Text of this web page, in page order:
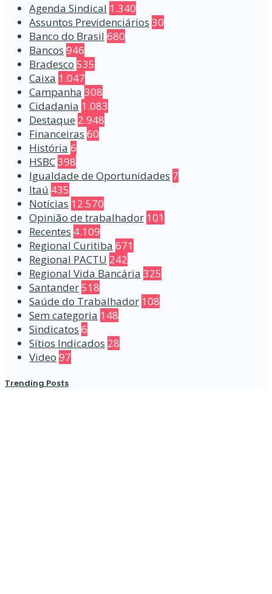
Agenda Sindical 1.340
Assuntos Previdenciários 30
Banco do Brasil 680
Bancos 946
Bradesco 535
Caixa 1.047
Campanha 308
Cidadania 1.083
Destaque 2.948
Financeiras 60
História 6
HSBC398
Igualdade de Oportunidades 7
Itaú 435
Notícias 12.570
Opinião de trabalhador 101
Recentes 4.109
Regional Curitiba 671
Regional PACTU 242
Regional Vida Bancária 325
Santander518
Saúde do Trabalhador 108
Sem categoria 148
Sindicatos 6
Sítios Indicados 28
Video 97
Trending Posts